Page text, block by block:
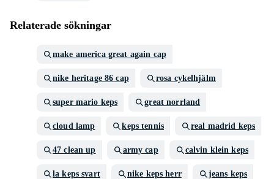
Relaterade sökningar
make america great again cap
nike heritage 86 cap rosa cykelhjälm
super mario keps great norrland
cloud lamp keps tennis real madrid keps
47 clean up army cap calvin klein keps
la keps svart nike keps herr jeans keps